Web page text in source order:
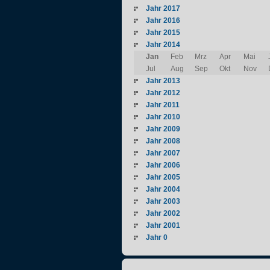
Jahr 2017
Jahr 2016
Jahr 2015
Jahr 2014
Jan
Feb Mrz Apr Mai
Jul
Aug Sep Okt Nov
Jahr 2013
Jahr 2012
Jahr 2011
Jahr 2010
Jahr 2009
Jahr 2008
Jahr 2007
Jahr 2006
Jahr 2005
Jahr 2004
Jahr 2003
Jahr 2002
Jahr 2001
Jahr 0